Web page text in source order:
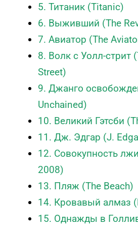
5. Титаник (Titanic)
6. Выживший (The
7. Авиатор (The
8. Волк с Уолл-стрит
Street)
9. Джанго
Unchained)
10. Великий Гэтсби
11. Дж. Эдгар (J.
12. Совокупность
2008)
13. Пляж (The Beach)
14. Кровавый алмаз
15. Однажды в